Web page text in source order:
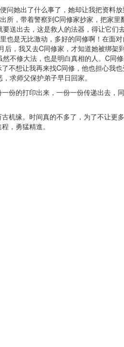
她出了什么事了，她却让我把资料
，带着警察到C同修家抄家，把家
送出去，这是救人的法器，得让它
是无比激动，多好的同修啊！在面
，我又去C同修家，才知道她被绑
不修大法，也是明白真相的人。C同
不想让我再来找C同修，他也担心我
求师父保护弟子早日回家。
份的打印出来，一份一份传递出去，
缘。时间真的不多了，为了不让更
，勇猛精進。